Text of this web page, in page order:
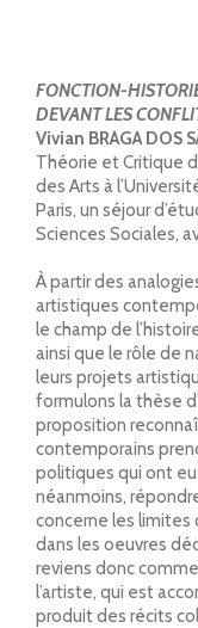
FONCTION-
DEVANT LES
Vivian BRAGA DOS
Théorie et Critique
des Arts à
Paris, un séjour
Sciences Sociales,
À partir des
artistiques
le champ de
ainsi que le rôle de
leurs projets
formulons la thèse
proposition
contemporains
politiques qui ont eu
néanmoins,
concerne les
dans les oeuvres
reviens donc
l’artiste, qui est
produit des récits